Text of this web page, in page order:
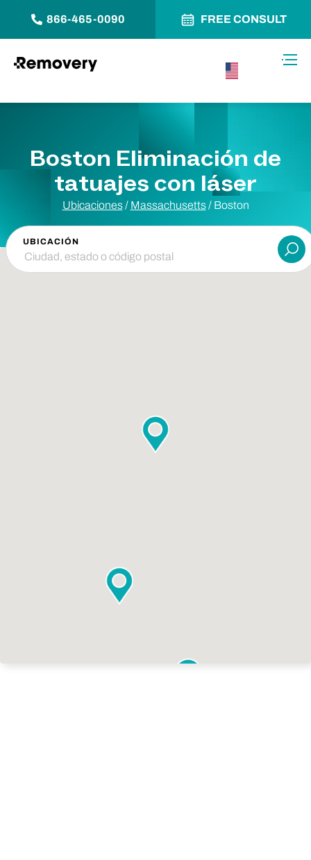
866-465-0090 FREE CONSULT
Boston Eliminación de
tatuajes con láser
Ubicaciones / Massachusetts / Boston
UBICACIÓN